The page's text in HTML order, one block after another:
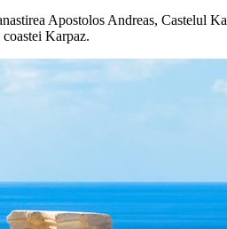
Apostolos Andreas, Castelul
Karpaz.